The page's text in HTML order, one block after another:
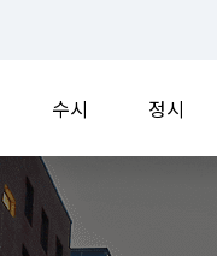
수시 정시